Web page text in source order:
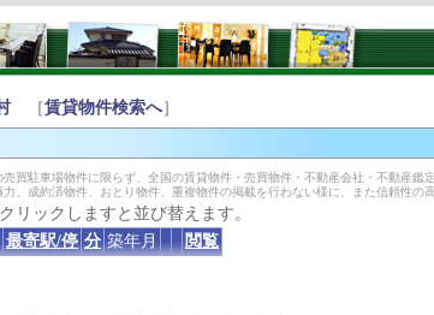
［賃貸物件検索へ］
駐車場物件に限らず、全国の賃貸物件・売買物件・不動産会社・不動産
成約済物件、おとり物件、重複物件の掲載を行わない様に、また信頼性の
リックしますと並び替えます。
最寄駅/停 分 築年月 閲覧